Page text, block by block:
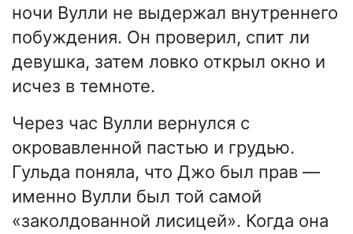
ночи Вулли не выдержал внутреннего
побуждения. Он проверил, спит ли
девушка, затем ловко открыл окно и
исчез в темноте.
Через час Вулли вернулся с
окровавленной пастью и грудью.
Гульда поняла, что Джо был прав —
именно Вулли был той самой
«заколдованной лисицей». Когда она